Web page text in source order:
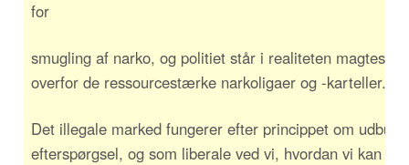
for
smugling af narko, og politiet står i realiteten
overfor de ressourcestærke narkoligaer og -karteller.
Det illegale marked fungerer efter princippet om udbud
efterspørgsel, og som liberale ved vi, hvordan vi kan